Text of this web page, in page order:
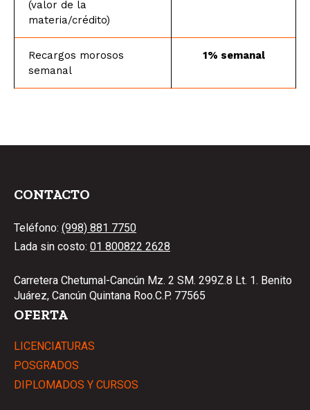
(valor de la
materia/crédito)
Recargos morosos
semanal
1% semanal
CONTACTO
Teléfono: (998) 881 7750
Lada sin costo: 01 800822 2628
Carretera Chetumal-Cancún Mz. 2 SM. 299Z.8 Lt. 1. Benito
Juárez, Cancún Quintana Roo.C.P. 77565
OFERTA
LICENCIATURAS
POSGRADOS
DIPLOMADOS Y CURSOS